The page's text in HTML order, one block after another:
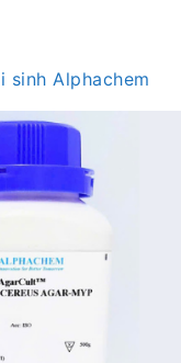
sinh Alphachem